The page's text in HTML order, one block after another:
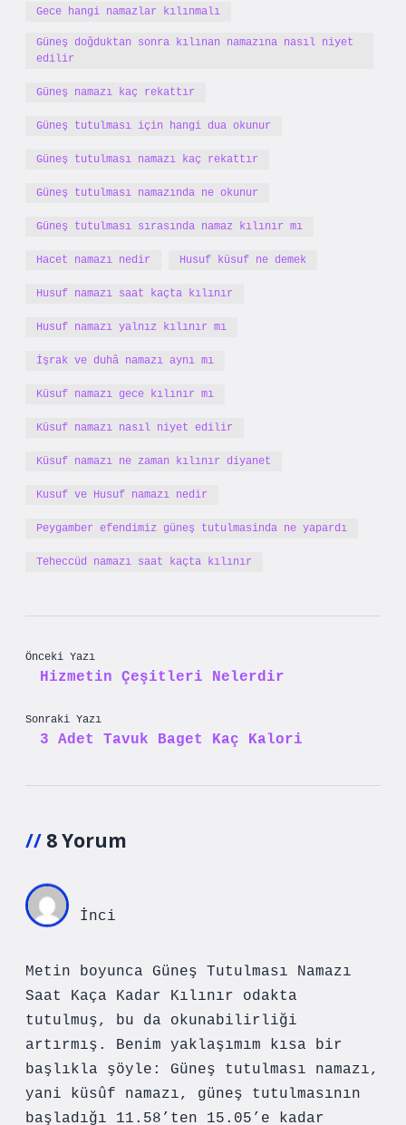
Gece hangi namazlar kılınmalı
Güneş doğduktan sonra kılınan namazına nasıl niyet
edilir
Güneş namazı kaç rekattır
Güneş tutulması için hangi dua okunur
Güneş tutulması namazı kaç rekattır
Güneş tutulması namazında ne okunur
Güneş tutulması sırasında namaz kılınır mı
Hacet namazı nedir Husuf küsuf ne demek
Husuf namazı saat kaçta kılınır
Husuf namazı yalnız kılınır mı
İşrak ve duhâ namazı aynı mı
Küsuf namazı gece kılınır mı
Küsuf namazı nasıl niyet edilir
Küsuf namazı ne zaman kılınır diyanet
Kusuf ve Husuf namazı nedir
Peygamber efendimiz güneş tutulmasinda ne yapardı
Teheccüd namazı saat kaçta kılınır
Önceki Yazı
Hizmetin Çeşitleri Nelerdir
Sonraki Yazı
3 Adet Tavuk Baget Kaç Kalori
8 Yorum
İnci
Metin boyunca Güneş Tutulması Namazı
Saat Kaça Kadar Kılınır odakta
tutulmuş, bu da okunabilirliği
artırmış. Benim yaklaşımım kısa bir
başlıkla şöyle: Güneş tutulması namazı,
yani küsûf namazı, güneş tutulmasının
başladığı 11.58’ten 15.05’e kadar